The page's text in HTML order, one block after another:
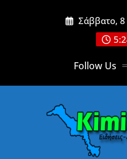
Σάββατο,
Follow Us